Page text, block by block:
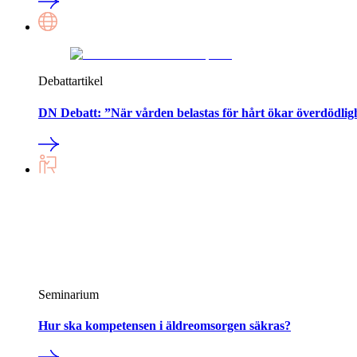
Debattartikel
DN Debatt: ”När vården belastas för hårt ökar
Seminarium
Hur ska kompetensen i äldreomsorgen säkras?